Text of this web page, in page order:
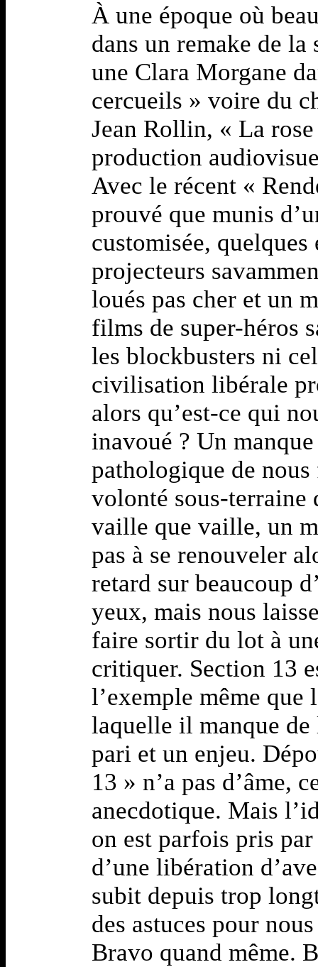
À une époque où
dans un remake de
une Clara Morgane
cercueils » voire du
Jean Rollin, « La
production
Avec le récent «
prouvé que munis
customisée,
projecteurs
loués pas cher et un
films de super-héros
les blockbusters ni
civilisation libérale
alors qu’est-ce qui
inavoué ? Un
pathologique de
volonté sous-terraine
vaille que vaille, un
pas à se renouveler
retard sur beaucoup
yeux, mais nous
faire sortir du lot à
critiquer. Section 13
l’exemple même que
laquelle il manque
pari et un enjeu.
13 » n’a pas d’âme,
anecdotique. Mais
on est parfois pris
d’une libération
subit depuis trop
des astuces pour
Bravo quand même.